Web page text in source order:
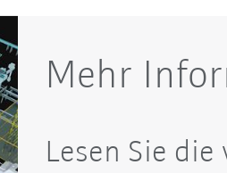
Mehr
Lesen Sie